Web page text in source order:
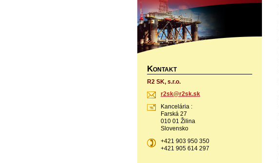
KONTAKT
R2 SK, s.r.o.
r2sk@r2s k.sk
Kancelária :
Farská 27
010 01 Žilina
Slovensko
+421 903 950 350
+421 905 614 297